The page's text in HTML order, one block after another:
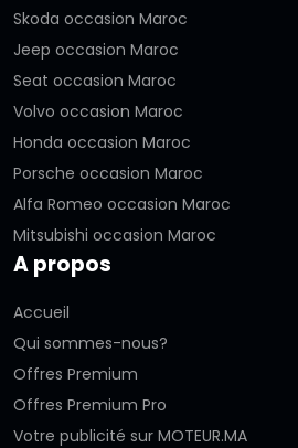
Skoda occasion Maroc
Jeep occasion Maroc
Seat occasion Maroc
Volvo occasion Maroc
Honda occasion Maroc
Porsche occasion Maroc
Alfa Romeo occasion Maroc
Mitsubishi occasion Maroc
A propos
Accueil
Qui sommes-nous?
Offres Premium
Offres Premium Pro
Votre publicité sur MOTEUR.MA